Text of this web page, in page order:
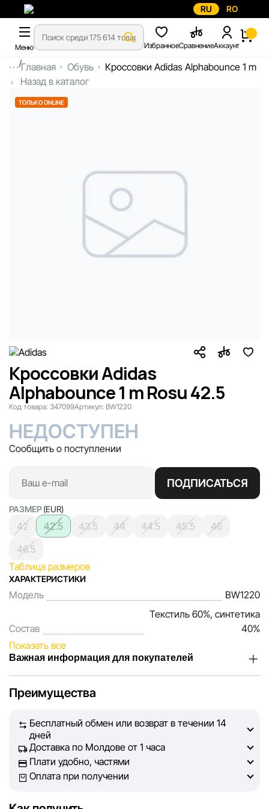
RU RO
Меню ИзбранноеСравнениеАккаунт
...Главная Обувь
Кроссовки Adidas Alphabounce 1 m
Назад в каталог
ТОЛЬКО ONLINE
Кроссовки Adidas
Alphabounce 1 m Rosu 42.5
Код товара: 347099Артикул: BW1220
НЕДОСТУПЕН
Сообщить о поступлении
ПОДПИСАТЬСЯ
РАЗМЕР (EUR)
42 42.5 43.5 44 44.5 45.5
46
46.5
Таблица размеров
ХАРАКТЕРИСТИКИ
Модель BW1220
Состав
Текстиль 60%, синтетика
40%
Показать все
Важная информация для покупателей
наших покупателей. Каждый день мы работаем над тем,
на сайте, была максимально полной, объективной и
актуальной. Наша цель — обеспечить вас достоверной
информацией, чтобы вы смогли принять лучшее
решение о покупке.
Преимущества
Бесплатный обмен или возврат в течении 14
дней
Доставка по Молдове от 1 часа
Плати удобно, частями
Оплата при получении